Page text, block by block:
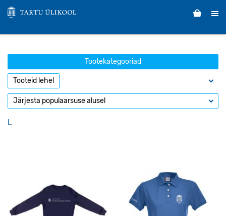
Tootekategooriad
L